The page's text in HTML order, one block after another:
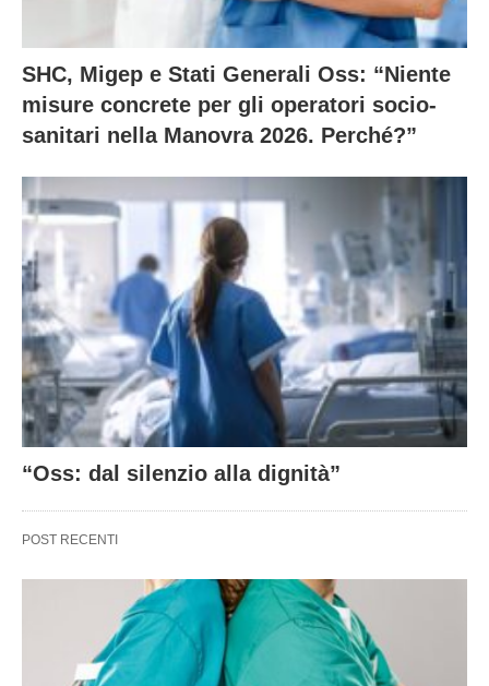
SHC, Migep e Stati Generali Oss: “Niente
misure concrete per gli operatori socio-
sanitari nella Manovra 2026. Perché?”
“Oss: dal silenzio alla dignità”
POST RECENTI